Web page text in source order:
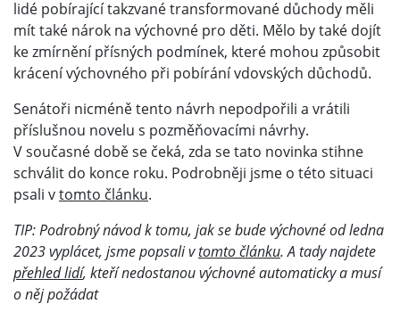
lidé pobírající takzvané transformované důchody měli
mít také nárok na výchovné pro děti. Mělo by také dojít
ke zmírnění přísných podmínek, které mohou způsobit
krácení výchovného při pobírání vdovských důchodů.
Senátoři nicméně tento návrh nepodpořili a vrátili
příslušnou novelu s pozměňovacími návrhy.
V současné době se čeká, zda se tato novinka stihne
schválit do konce roku. Podrobněji jsme o této situaci
psali vtomto článku.
TIP: Podrobný návod k tomu, jak se bude výchovné od ledna
2023 vyplácet, jsme popsali vtomto článku. A tady najdete
přehled lidí, kteří nedostanou výchovné automaticky a musí
o něj požádat